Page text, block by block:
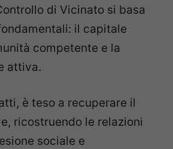
di Vicinato si basa
il capitale
competente e la
attiva.
è teso a recuperare il
ricostruendo le relazioni
sociale e